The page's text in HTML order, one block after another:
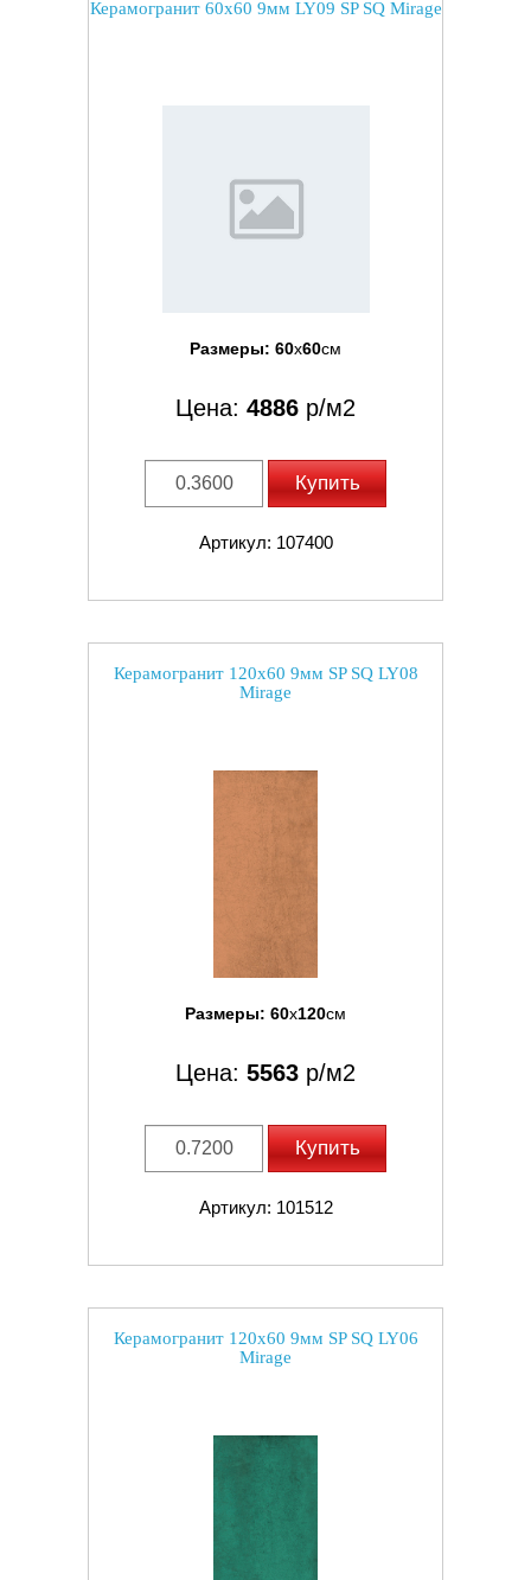
Керамогранит 60x60 9мм LY09 SP SQ Mirage
Размеры: 60x60см
Цена: 4886 р/м2
Купить
Артикул: 107400
Керамогранит 120x60 9мм SP SQ LY08
Mirage
Размеры: 60x120см
Цена: 5563 р/м2
Купить
Артикул: 101512
Керамогранит 120x60 9мм SP SQ LY06
Mirage